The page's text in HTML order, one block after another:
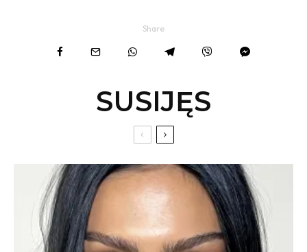
Share
SUSIJĘS